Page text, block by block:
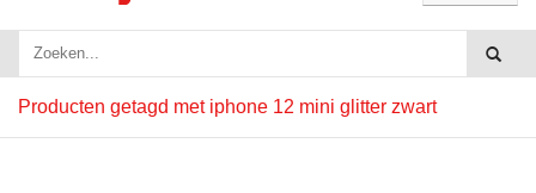
Producten getagd met iphone 12 mini glitter zwart